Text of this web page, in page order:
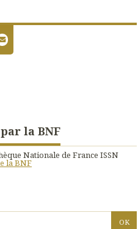
la BNF
Nationale de France ISSN
la BNF